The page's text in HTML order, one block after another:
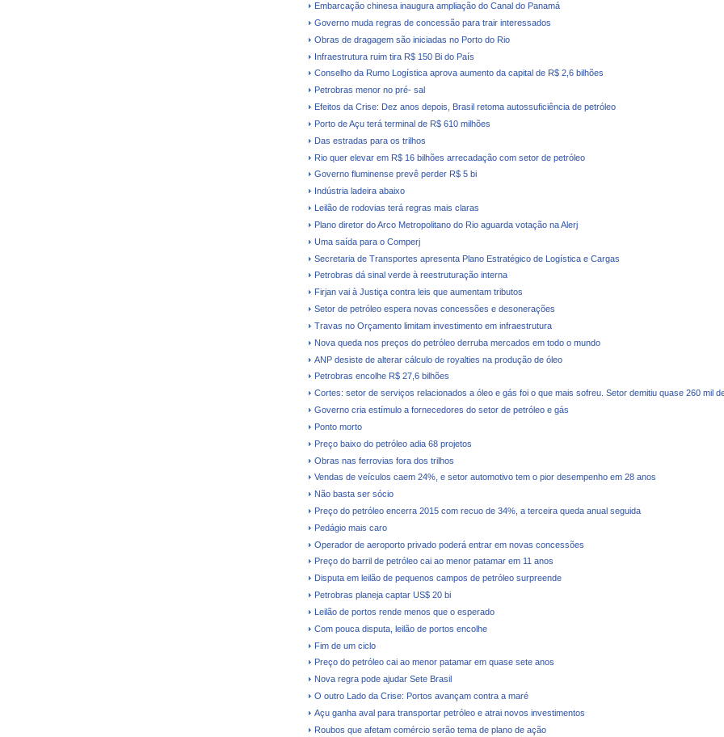
Embarcação chinesa inaugura ampliação do Canal do Panamá
Governo muda regras de concessão para trair interessados
Obras de dragagem são iniciadas no Porto do Rio
Infraestrutura ruim tira R$ 150 Bi do País
Conselho da Rumo Logística aprova aumento da capital de R$ 2,6 bilhões
Petrobras menor no pré- sal
Efeitos da Crise: Dez anos depois, Brasil retoma autossuficiência de petróleo
Porto de Açu terá terminal de R$ 610 milhões
Das estradas para os trilhos
Rio quer elevar em R$ 16 bilhões arrecadação com setor de petróleo
Governo fluminense prevê perder R$ 5 bi
Indústria ladeira abaixo
Leilão de rodovias terá regras mais claras
Plano diretor do Arco Metropolitano do Rio aguarda votação na Alerj
Uma saída para o Comperj
Secretaria de Transportes apresenta Plano Estratégico de Logística e Cargas
Petrobras dá sinal verde à reestruturação interna
Firjan vai à Justiça contra leis que aumentam tributos
Setor de petróleo espera novas concessões e desonerações
Travas no Orçamento limitam investimento em infraestrutura
Nova queda nos preços do petróleo derruba mercados em todo o mundo
ANP desiste de alterar cálculo de royalties na produção de óleo
Petrobras encolhe R$ 27,6 bilhões
Cortes: setor de serviços relacionados a óleo e gás foi o que mais sofreu. Setor demitiu quase 260 mil
Governo cria estímulo a fornecedores do setor de petróleo e gás
Ponto morto
Preço baixo do petróleo adia 68 projetos
Obras nas ferrovias fora dos trilhos
Vendas de veículos caem 24%, e setor automotivo tem o pior desempenho em 28 anos
Não basta ser sócio
Preço do petróleo encerra 2015 com recuo de 34%, a terceira queda anual seguida
Pedágio mais caro
Operador de aeroporto privado poderá entrar em novas concessões
Preço do barril de petróleo cai ao menor patamar em 11 anos
Disputa em leilão de pequenos campos de petróleo surpreende
Petrobras planeja captar US$ 20 bi
Leilão de portos rende menos que o esperado
Com pouca disputa, leilão de portos encolhe
Fim de um ciclo
Preço do petróleo cai ao menor patamar em quase sete anos
Nova regra pode ajudar Sete Brasil
O outro Lado da Crise: Portos avançam contra a maré
Açu ganha aval para transportar petróleo e atrai novos investimentos
Roubos que afetam comércio serão tema de plano de ação